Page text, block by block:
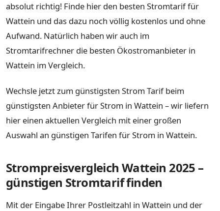
absolut richtig! Finde hier den besten Stromtarif für
Wattein und das dazu noch völlig kostenlos und ohne
Aufwand. Natürlich haben wir auch im
Stromtarifrechner die besten Ökostromanbieter in
Wattein im Vergleich.
Wechsle jetzt zum günstigsten Strom Tarif beim
günstigsten Anbieter für Strom in Wattein – wir liefern
hier einen aktuellen Vergleich mit einer großen
Auswahl an günstigen Tarifen für Strom in Wattein.
Strompreisvergleich Wattein 2025 –
günstigen Stromtarif finden
Mit der Eingabe Ihrer Postleitzahl in Wattein und der